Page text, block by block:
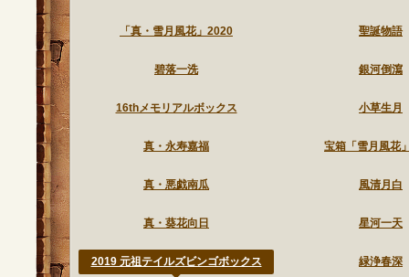
「真・雪月風花」2020 聖誕物語
碧落一洗 銀河倒瀉
16thメモリアルボックス 小草生月
真・永寿嘉福 宝箱「雪月風花
真・悪戯南瓜 風清月白
真・葵花向日 星河一天
2019 元祖テイルズビンゴボックス 緑浄春深